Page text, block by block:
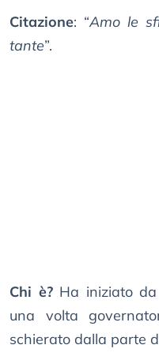
Citazione: “Amo le
tante”.
Chi è?Ha iniziato da
una volta
schierato dalla parte